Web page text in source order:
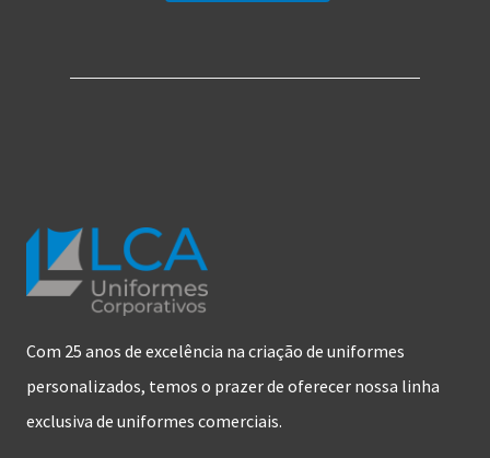
Com 25 anos de excelência na criação de uniformes
personalizados, temos o prazer de oferecer nossa linha
exclusiva de uniformes comerciais.